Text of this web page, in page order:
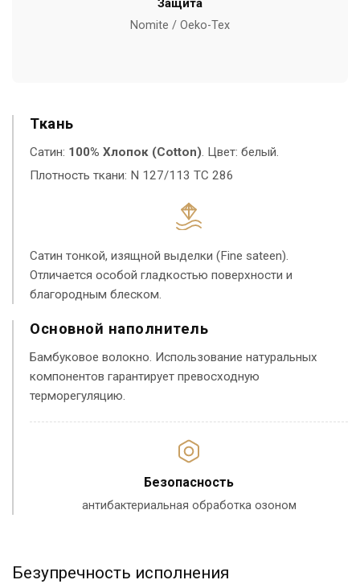
Защита
Nomite / Oeko-Tex
Ткань
Сатин: 100% Хлопок (Cotton). Цвет: белый.
Плотность ткани: N 127/113 TC 286
Сатин тонкой, изящной выделки (Fine sateen).
Отличается особой гладкостью поверхности и
благородным блеском.
Основной наполнитель
Бамбуковое волокно. Использование натуральных
компонентов гарантирует превосходную
терморегуляцию.
Безопасность
антибактериальная обработка озоном
Безупречность исполнения